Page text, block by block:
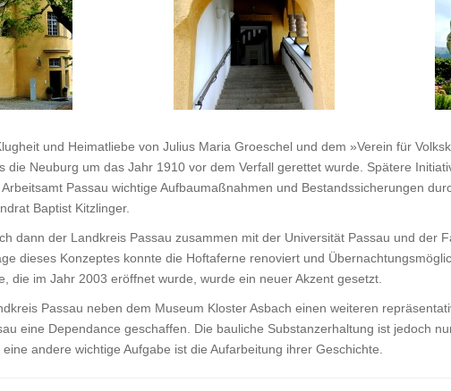
und Heimatliebe von Julius Maria Groeschel und dem »Verein für
die Neuburg um das Jahr 1910 vor dem Verfall gerettet wurde. Spätere
Passau wichtige Aufbaumaßnahmen und Bestandssicherungen
Baptist Kitzlinger.
dann der Landkreis Passau zusammen mit der Universität Passau und der
dieses Konzeptes konnte die Hoftaferne renoviert und
die im Jahr 2003 eröffnet wurde, wurde ein neuer Akzent gesetzt.
Passau neben dem Museum Kloster Asbach einen weiteren
eine Dependance geschaffen. Die bauliche Substanzerhaltung ist jedoch
andere wichtige Aufgabe ist die Aufarbeitung ihrer Geschichte.